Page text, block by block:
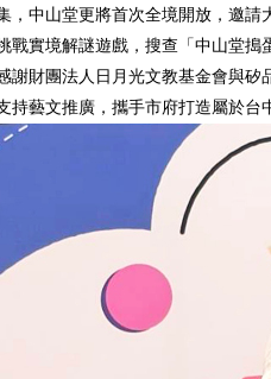
，中山堂更將首次全境開放，邀請
戰實境解謎遊戲，搜查「中山堂搗
謝財團法人日月光文教基金會與矽
持藝文推廣，攜手市府打造屬於台